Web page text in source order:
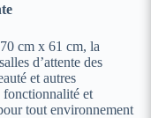
cm x 61 cm, la
d’attente des
et autres
fonctionnalité et
tout environnement